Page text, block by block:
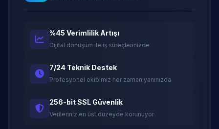
%45 Verimlilik Artışı
Dijital dönüşüm ile iş süreçlerinizde
7/24 Teknik Destek
Profesyonel ekibimiz her zaman yanınızda
256-bit SSL Güvenlik
Verileriniz en üst düzeyde korunuyor